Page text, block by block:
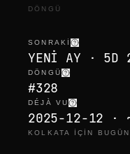
DÖNGÜ
SONRAKI
YENI AY · 5D
DÖNGÜ
#328
DÉJÀ VU
2025-12-12 ·
KOLKATA IÇIN